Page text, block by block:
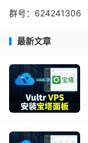
群号：624241306
最新文章